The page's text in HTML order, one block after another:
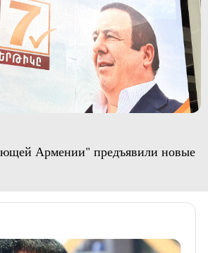
Армении" предъявили новые